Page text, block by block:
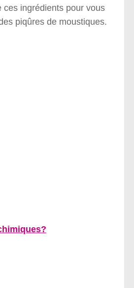
ces ingrédients pour vous
piqûres de moustiques.